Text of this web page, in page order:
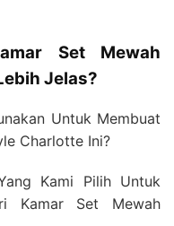
Set Mewah
Jelas?
Untuk Membuat
Charlotte Ini?
Kami Pilih Untuk
Kamar Set Mewah